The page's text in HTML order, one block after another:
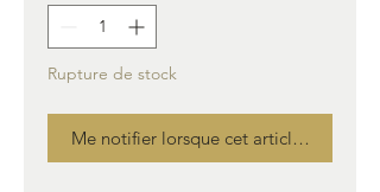
Rupture de stock
Me notifier lorsque cet article est